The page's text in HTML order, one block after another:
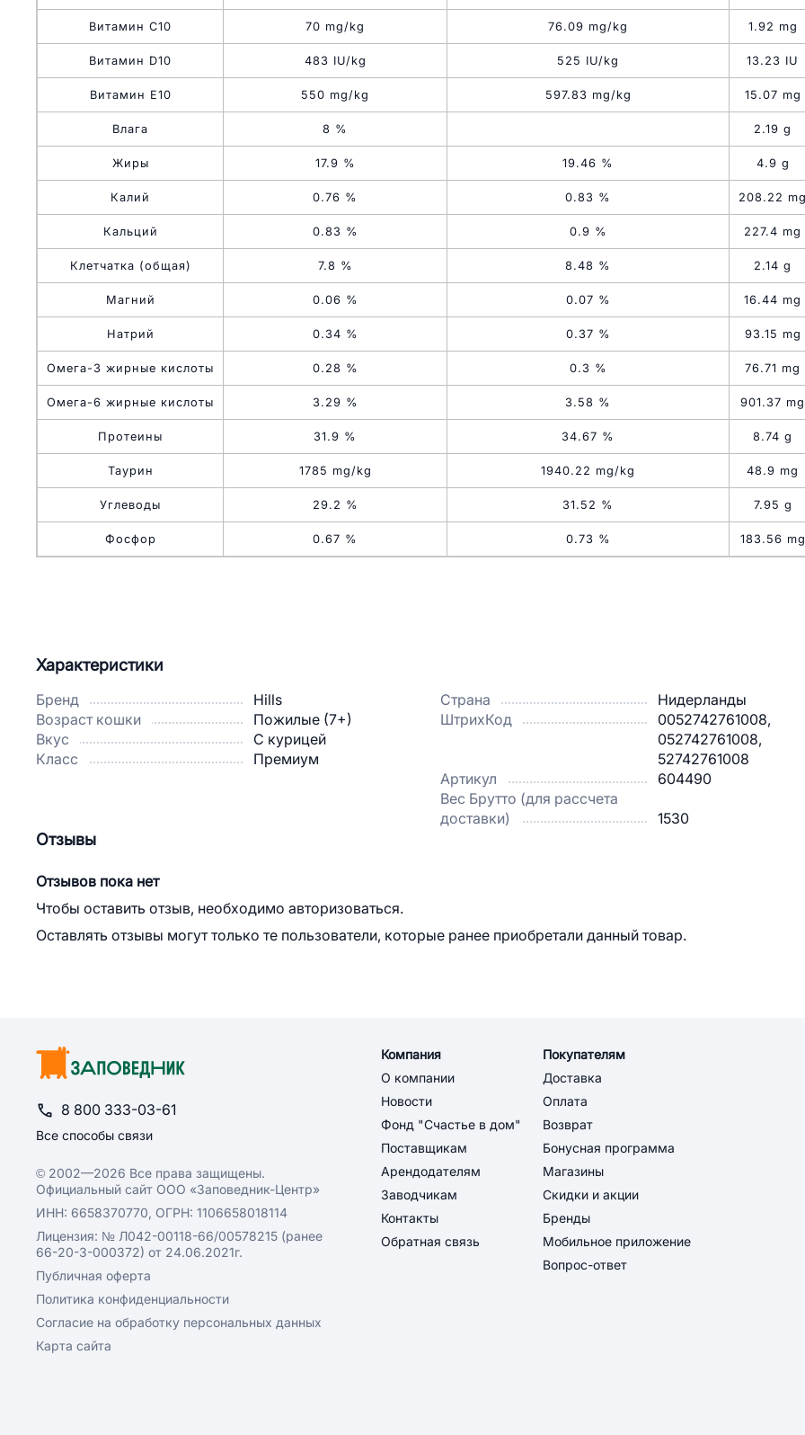
Витамин C10 70 mg/kg 76.09 mg/kg 1.92 mg
Витамин D10 483 IU/kg 525 IU/kg 13.23 IU
Витамин E10 550 mg/kg 597.83 mg/kg 15.07 mg
Влага 8 % 2.19 g
Жиры 17.9 % 19.46 % 4.9 g
Калий 0.76 % 0.83 % 208.22 mg
Кальций 0.83 % 0.9 % 227.4 mg
Клетчатка (общая) 7.8 % 8.48 % 2.14 g
Магний 0.06 % 0.07 % 16.44 mg
Натрий 0.34 % 0.37 % 93.15 mg
Омега-3 жирные кислоты 0.28 % 0.3 % 76.71 mg
Омега-6 жирные кислоты 3.29 % 3.58 % 901.37 mg
Протеины 31.9 % 34.67 % 8.74 g
Таурин 1785 mg/kg 1940.22 mg/kg 48.9 mg
Углеводы 29.2 % 31.52 % 7.95 g
Фосфор 0.67 % 0.73 % 183.56 mg
Характеристики
Бренд
Hills
Возраст кошки
Пожилые (7+)
Вкус
С курицей
Класс
Премиум
Страна
Нидерланды
ШтрихКод
0052742761008,
052742761008,
52742761008
Артикул
604490
Вес Брутто (для рассчета
доставки)
1530
Отзывы
Отзывов пока нет
Чтобы оставить отзыв, необходимо авторизоваться.
Оставлять отзывы могут только те пользователи, которые ранее приобретали данный товар.
8 800 333-03-61
Все способы связи
© 2002—2026 Все права защищены.
Официальный сайт ООО «Заповедник-Центр»
ИНН: 6658370770, ОГРН: 1106658018114
Лицензия: № Л042-00118-66/00578215 (ранее
66-20-3-000372) от 24.06.2021г.
Публичная оферта
Политика конфиденциальности
Согласие на обработку персональных данных
Карта сайта
Компания
О компании
Новости
Фонд "Счастье в дом"
Поставщикам
Арендодателям
Заводчикам
Контакты
Обратная связь
Покупателям
Доставка
Оплата
Возврат
Бонусная программа
Магазины
Скидки и акции
Бренды
Мобильное приложение
Вопрос-ответ